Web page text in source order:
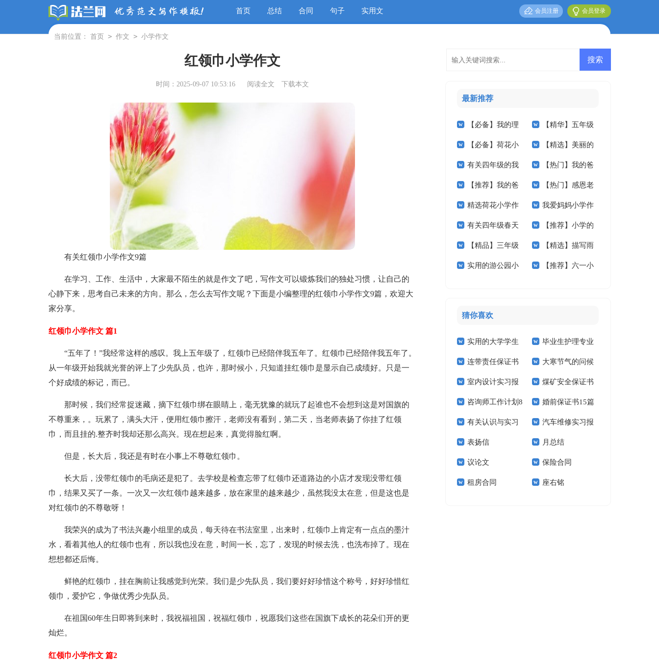
首页 总结 合同 句子 实用文 会员登录
会员注册
当前位置： 首页 > 作文 > 小学作文
红领巾小学作文
时间：2025-09-07 10:53:16 阅读全文 下载本文
有关红领巾小学作文9篇
在学习、工作、生活中，大家最不陌生的就是作文了吧，写作文可以锻炼我们的独处习惯，让自己的
心静下来，思考自己未来的方向。那么，怎么去写作文呢？下面是小编整理的红领巾小学作文9篇，欢迎大
家分享。
红领巾小学作文 篇1
“五年了！”我经常这样的感叹。我上五年级了，红领巾已经陪伴我五年了。红领巾已经陪伴我五年了。
从一年级开始我就光誉的评上了少先队员，也许，那时候小，只知道挂红领巾是显示自己成绩好。只是一
个好成绩的标记，而已。
那时候，我们经常捉迷藏，摘下红领巾绑在眼睛上，毫无犹豫的就玩了起谁也不会想到这是对国旗的
不尊重来，。玩累了，满头大汗，便用红领巾擦汗，老师没有看到，第二天，当老师表扬了你挂了红领
巾，而且挂的.整齐时我却还那么高兴。现在想起来，真觉得脸红啊。
但是，长大后，我还是有时在小事上不尊敬红领巾。
长大后，没带红领巾的毛病还是犯了。去学校是检查忘带了红领巾还道路边的小店才发现没带红领
巾，结果又买了一条。一次又一次红领巾越来越多，放在家里的越来越少，虽然我没太在意，但是这也是
对红领巾的不尊敬呀！
我荣兴的成为了书法兴趣小组里的成员，每天待在书法室里，出来时，红领巾上肯定有一点点的墨汁
水，看着其他人的红领巾也有，所以我也没在意，时间一长，忘了，发现的时候去洗，也洗布掉了。现在
想想都还后悔。
鲜艳的红领巾，挂在胸前让我感觉到光荣。我们是少先队员，我们要好好珍惜这个称号，好好珍惜红
领巾，爱护它，争做优秀少先队员。
在祖国60年生日即将到来时，我祝福祖国，祝福红领巾，祝愿我们这些在国旗下成长的花朵们开的更
灿烂。
红领巾小学作文 篇2
最新推荐
【必备】我的理
想小学作文3篇
【精华】五年级
我的作文集锦九篇
【必备】荷花小
学作文合集5篇
【精选】美丽的
小学作文300字四篇
有关四年级的我
作文300字四篇
【热门】我的爸
爸小学作文七篇
【推荐】我的爸
爸小学作文九篇
【热门】感恩老
师小学作文三篇
精选荷花小学作
文锦集5篇
我爱妈妈小学作
文五篇
有关四年级春天
作文300字集锦10篇
【推荐】小学的
作文400字六篇
【精品】三年级
校园的作文四篇
【精选】描写雨
的小学作文300字4
实用的游公园小 【推荐】六一小
猜你喜欢
实用的大学学生
实习报告范文锦集六
篇
毕业生护理专业
求职信精选15篇
连带责任保证书 大寒节气的问候
祝福语
室内设计实习报
告汇编15篇
煤矿安全保证书
(15篇)
咨询师工作计划8
篇
婚前保证书15篇
有关认识与实习
报告模板集锦十篇
汽车维修实习报
告(汇编15篇)
表扬信 月总结
议论文 保险合同
租房合同 座右铭